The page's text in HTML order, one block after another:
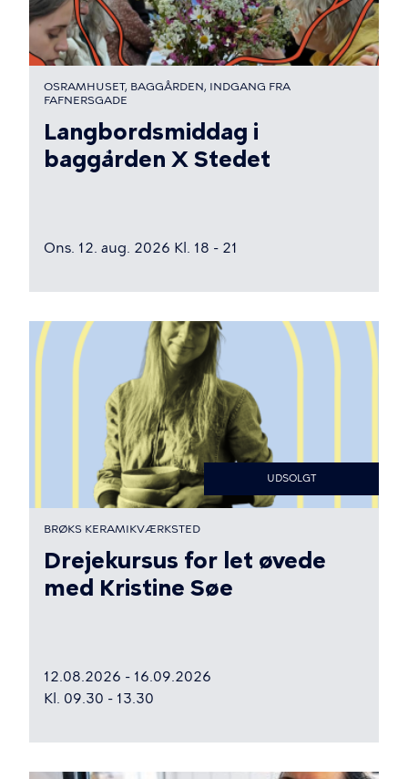
OSRAMHUSET, BAGGÅRDEN, INDGANG FRA
FAFNERSGADE
Langbordsmiddag i
baggården X Stedet
Ons. 12. aug. 2026 Kl. 18 - 21
UDSOLGT
BRØKS KERAMIKVÆRKSTED
Drejekursus for let øvede
med Kristine Søe
12.08.2026 - 16.09.2026
Kl. 09.30 - 13.30